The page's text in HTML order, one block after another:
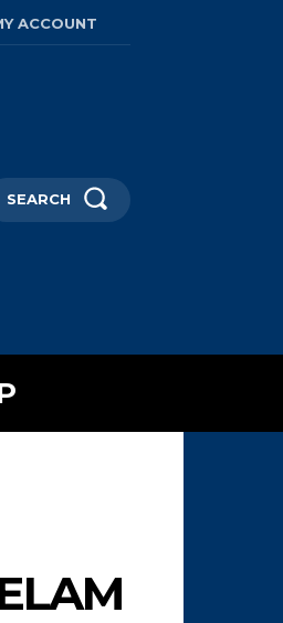
ACCOUNT
SEARCH